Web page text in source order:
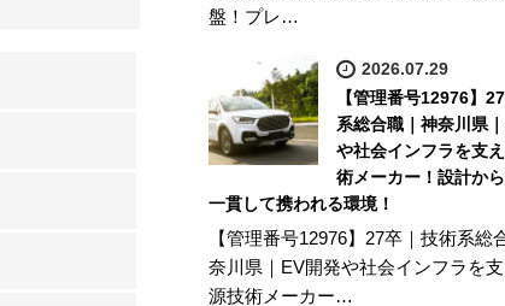
盤！プレ…
2026.07.29
【管理番号12976】
系総合職｜神奈川県
や社会インフラを支
術メーカー！設計か
一貫して携われる環境！
【管理番号12976】27卒｜技術系総
奈川県｜EV開発や社会インフラを
源技術メーカー…